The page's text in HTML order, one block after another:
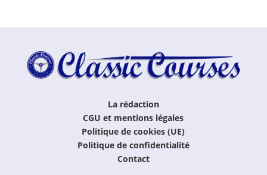
La rédaction
CGU et mentions légales
Politique de cookies (UE)
Politique de confidentialité
Contact